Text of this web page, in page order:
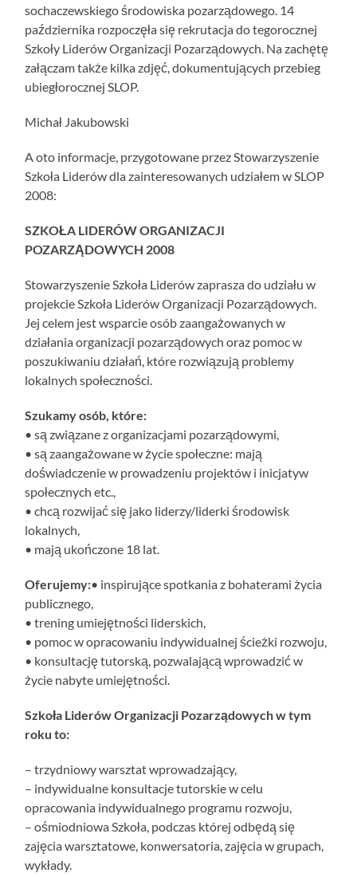
sochaczewskiego środowiska pozarządowego. 14
października rozpoczęła się rekrutacja do tegorocznej
Szkoły Liderów Organizacji Pozarządowych. Na zachętę
załączam także kilka zdjęć, dokumentujących przebieg
ubiegłorocznej SLOP.
Michał Jakubowski
A oto informacje, przygotowane przez Stowarzyszenie
Szkoła Liderów dla zainteresowanych udziałem w SLOP
2008:
SZKOŁA LIDERÓW ORGANIZACJI
POZARZĄDOWYCH 2008
Stowarzyszenie Szkoła Liderów zaprasza do udziału w
projekcie Szkoła Liderów Organizacji Pozarządowych.
Jej celem jest wsparcie osób zaangażowanych w
działania organizacji pozarządowych oraz pomoc w
poszukiwaniu działań, które rozwiązują problemy
lokalnych społeczności.
Szukamy osób, które:
• są związane z organizacjami pozarządowymi,
• są zaangażowane w życie społeczne: mają
doświadczenie w prowadzeniu projektów i inicjatyw
społecznych etc.,
• chcą rozwijać się jako liderzy/liderki środowisk
lokalnych,
• mają ukończone 18 lat.
Oferujemy:• inspirujące spotkania z bohaterami życia
publicznego,
• trening umiejętności liderskich,
• pomoc w opracowaniu indywidualnej ścieżki rozwoju,
• konsultację tutorską, pozwalającą wprowadzić w
życie nabyte umiejętności.
Szkoła Liderów Organizacji Pozarządowych w tym
roku to:
– trzydniowy warsztat wprowadzający,
– indywidualne konsultacje tutorskie w celu
opracowania indywidualnego programu rozwoju,
– ośmiodniowa Szkoła, podczas której odbędą się
zajęcia warsztatowe, konwersatoria, zajęcia w grupach,
wykłady.